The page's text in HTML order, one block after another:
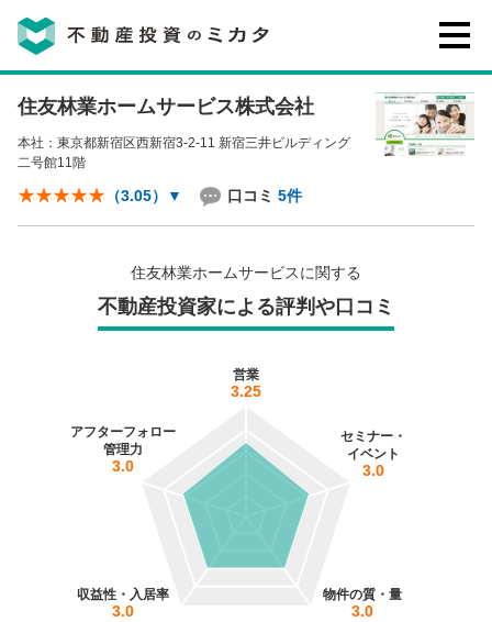
不動産投資のミカタとは
お客様の声
0120-146-460
営業時間：10:00〜19:00(土日祝も営業中) 定休日：水
住友林業ホームサービス株式会社
本社：東京都新宿区西新宿3-2-11 新宿三井ビルディング
二号館11階
（3.05） ▼ 口コミ 5件
住友林業ホームサービスに関する
不動産投資家による評判や口コミ
営業
3.25
セミナー・
イベント
3.0
物件の質・量
3.0
収益性・入居率
3.0
アフターフォロー
管理力
3.0